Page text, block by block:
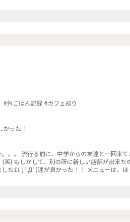
ますが、 お客さんは若い観光客の方が多か
抹茶館：京都河原町 ・ ほうじ茶ティラミス 煎茶🍵 ・ #外ごはん記録 #カフェ巡り
った！
、行けて
もしかして、別の所に新しい店舗が出来たの
った！！ メニューは、ほうじ茶ティラ
粉にほうじ茶がブレンドされてるのかな……
茶館 #抹茶 #ほうじ茶ティラミス